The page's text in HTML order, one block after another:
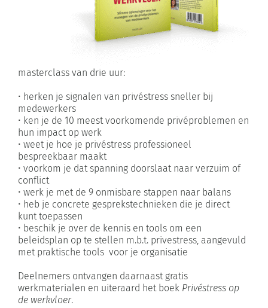
masterclass van drie uur:
• herken je signalen van privéstress sneller bij
medewerkers
• ken je de 10 meest voorkomende privéproblemen en
hun impact op werk
• weet je hoe je privéstress professioneel
bespreekbaar maakt
• voorkom je dat spanning doorslaat naar verzuim of
conflict
• werk je met de 9 onmisbare stappen naar balans
• heb je concrete gesprekstechnieken die je direct
kunt toepassen
• beschik je over de kennis en tools om een
beleidsplan op te stellen m.b.t. privestress, aangevuld
met praktische tools voor je organisatie
Deelnemers ontvangen daarnaast gratis
werkmaterialen en uiteraard het boek Privéstress op
de werkvloer.